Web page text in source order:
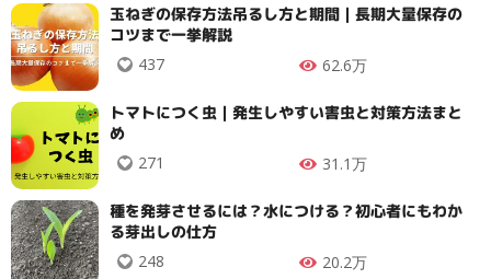
玉ねぎの保存方法吊るし方と期間｜長期大量保存の
コツまで一挙解説
437 62.6万
トマトにつく虫｜発生しやすい害虫と対策方法まと
め
271 31.1万
種を発芽させるには？水につける？初心者にもわか
る芽出しの仕方
248 20.2万